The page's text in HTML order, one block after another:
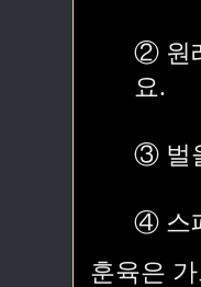
② 원
요.
③ 벌
④ 스
훈육은